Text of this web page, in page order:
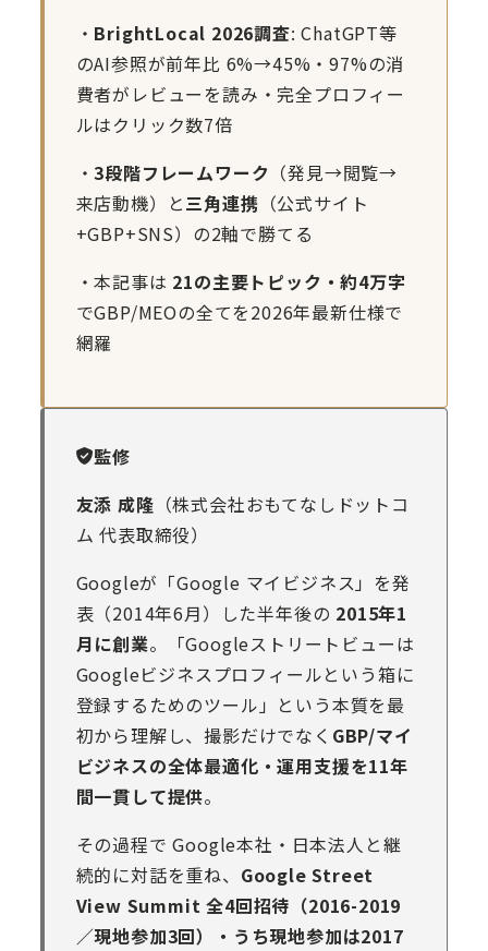
・ BrightLocal 2026調査: ChatGPT等
のAI参照が前年比 6%→45%・97%の消
費者がレビューを読み・完全プロフィー
ルはクリック数7倍
・3段階フレームワーク （発見→閲覧→
来店動機）と三角連携 （公式サイト
+GBP+SNS）の2軸で勝てる
・本記事は 21の主要トピック・約4万字
でGBP/MEOの全てを2026年最新仕様で
網羅
監修
友添 成隆 （株式会社おもてなしドットコ
ム 代表取締役）
Googleが「Google マイビジネス」を発
表（2014年6月）した半年後の 2015年1
月に創業。「Googleストリートビューは
Googleビジネスプロフィールという箱に
登録するためのツール」という本質を最
初から理解し、撮影だけでなく GBP/マイ
ビジネスの全体最適化・運用支援を11年
間一貫して提供。
その過程で Google本社・日本法人と継
続的に対話を重ね、 Google Street
View Summit 全4回招待（2016-2019
／現地参加3回）・うち現地参加は2017